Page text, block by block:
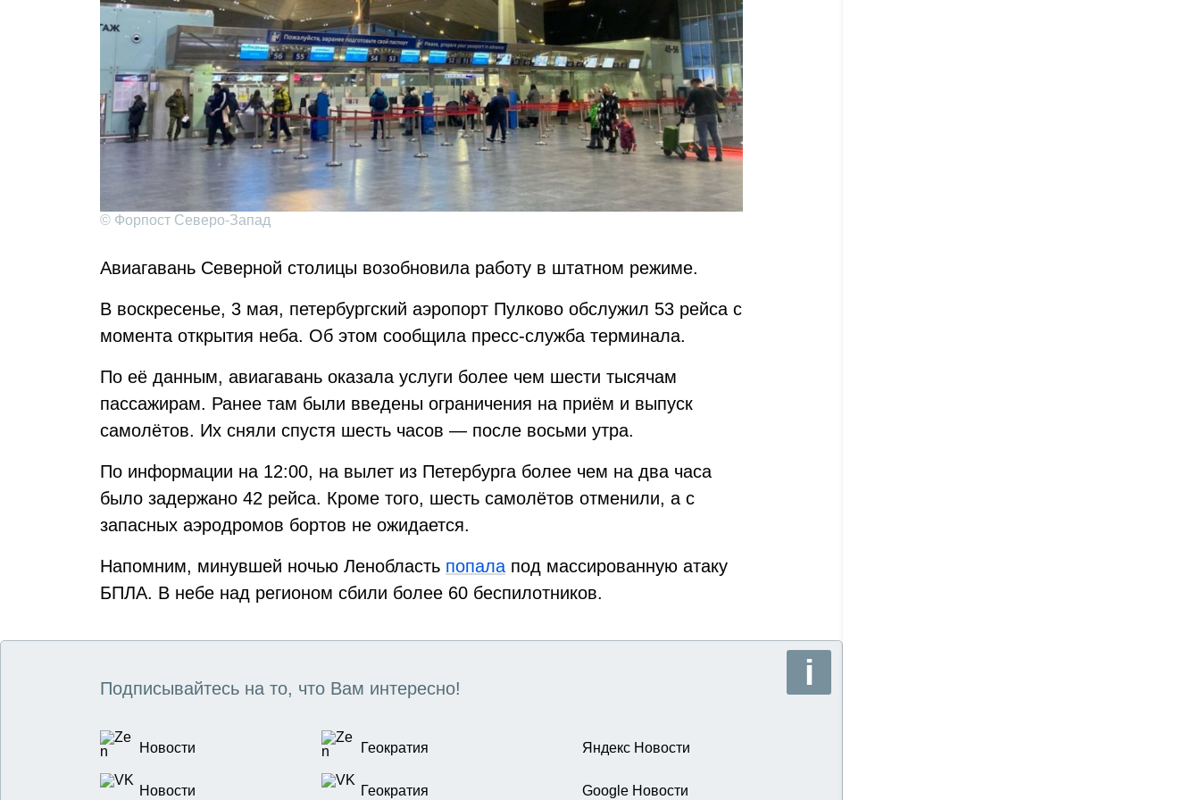
© Форпост Северо-Запад
Авиагавань Северной столицы возобновила работу в штатном режиме.
В воскресенье, 3 мая, петербургский аэропорт Пулково обслужил 53 рейса с
момента открытия неба. Об этом сообщила пресс-служба терминала.
По её данным, авиагавань оказала услуги более чем шести тысячам
пассажирам. Ранее там были введены ограничения на приём и выпуск
самолётов. Их сняли спустя шесть часов — после восьми утра.
По информации на 12:00, на вылет из Петербурга более чем на два часа
было задержано 42 рейса. Кроме того, шесть самолётов отменили, а с
запасных аэродромов бортов не ожидается.
Напомним, минувшей ночью Ленобласть попала под массированную атаку
БПЛА. В небе над регионом сбили более 60 беспилотников.
Подписывайтесь на то, что Вам интересно!
Новости Геократия Яндекс Новости
Новости Геократия Google Новости